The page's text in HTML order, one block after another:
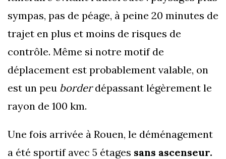
sympas, pas de péage, à peine 20 minutes de
trajet en plus et moins de risques de
contrôle. Même si notre motif de
déplacement est probablement valable, on
est un peu borderdépassant légèrement le
rayon de 100 km.
Une fois arrivée à Rouen, le déménagement
a été sportif avec 5 étages sans ascenseur.